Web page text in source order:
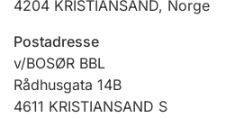
Ektepaktveileder
Offentlig sektor
4204 KRISTIANSAND, Norge
Postadresse
v/BOSØR BBL
Rådhusgata 14B
4611 KRISTIANSAND S